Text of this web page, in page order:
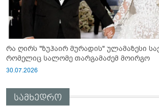
რა ღირს "ზუჰაირ მურადის" ულამაზესი საქორწინო კაბა,
რომელიც სალომე თარგამაძემ მოირგო
30.07.2026
სამხედრო